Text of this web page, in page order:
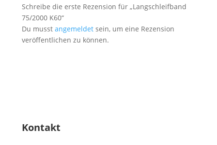
Schreibe die erste Rezension für „Langschleifband
75/2000 K60“
Du musst angemeldetsein, um eine Rezension
veröffentlichen zu können.
Kontakt